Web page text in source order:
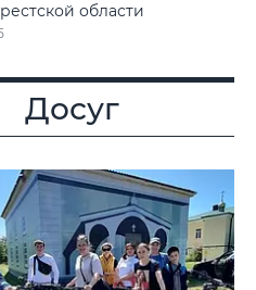
области
Досуг